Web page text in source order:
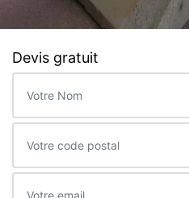
Devis gratuit